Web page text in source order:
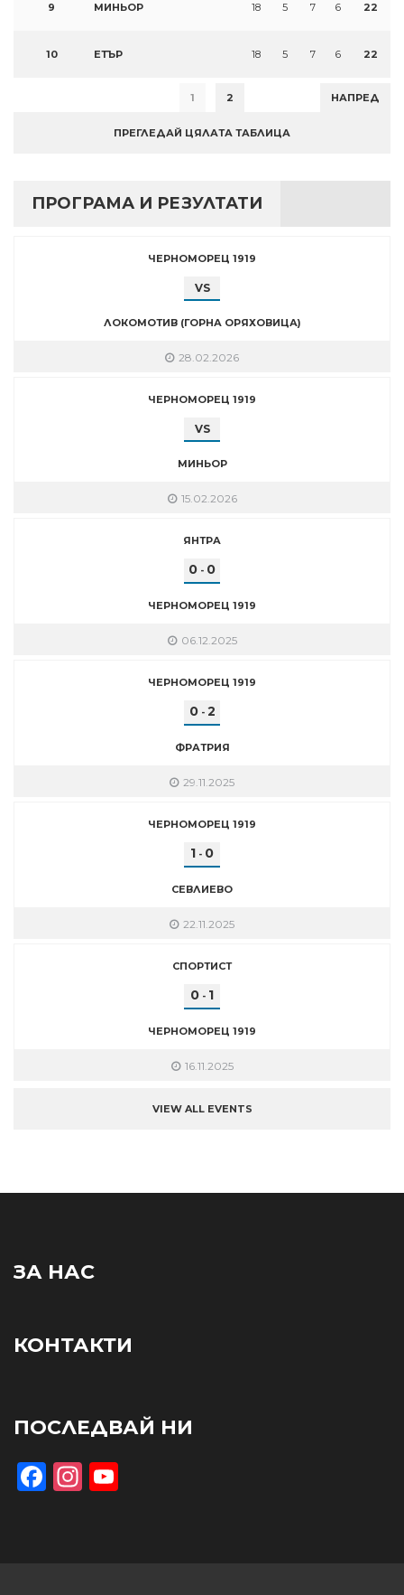
9 МИНЬОР 18 5 7 6 22
10 ЕТЪР 18 5 7 6 22
1 2 НАПРЕД
ПРЕГЛЕДАЙ ЦЯЛАТА ТАБЛИЦА
ПРОГРАМА И РЕЗУЛТАТИ
ЧЕРНОМОРЕЦ 1919
VS
ЛОКОМОТИВ (ГОРНА ОРЯХОВИЦА)
28.02.2026
ЧЕРНОМОРЕЦ 1919
VS
МИНЬОР
15.02.2026
ЯНТРА
0 - 0
ЧЕРНОМОРЕЦ 1919
06.12.2025
ЧЕРНОМОРЕЦ 1919
0- 2
ФРАТРИЯ
29.11.2025
ЧЕРНОМОРЕЦ 1919
1 - 0
СЕВЛИЕВО
22.11.2025
СПОРТИСТ
0 - 1
ЧЕРНОМОРЕЦ 1919
16.11.2025
VIEW ALL EVENTS
ЗА НАС
КОНТАКТИ
ПОСЛЕДВАЙ НИ
Facebook
Instagram